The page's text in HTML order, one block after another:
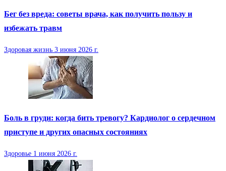
Бег без вреда: советы врача, как получить пользу и
избежать травм
Здоровая жизнь 3 июня 2026 г.
Боль в груди: когда бить тревогу? Кардиолог о сердечном
приступе и других опасных состояниях
Здоровье 1 июня 2026 г.